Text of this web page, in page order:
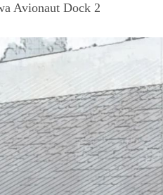
Avionaut Dock 2